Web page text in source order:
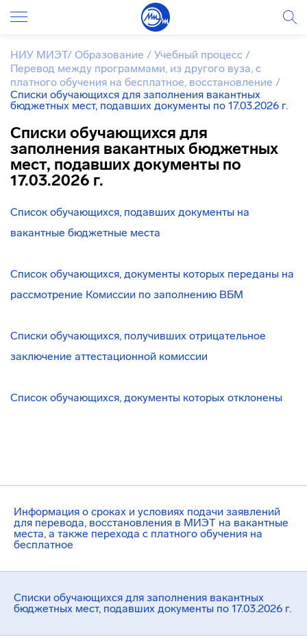
Информация о сроках и условиях подачи заявлений
для перевода, восстановления в МИЭТ на вакантные
места, а также перехода с платного обучения на
бесплатное
Списки обучающихся для заполнения вакантных
бюджетных мест, подавших документы по 17.03.2026 г.
НИУ МИЭТ/ Образование / Учебный процесс /
Перевод между программами, из другого вуза, с
платного обучения на бесплатное, восстановление /
Списки обучающихся для заполнения вакантных
бюджетных мест, подавших документы по 17.03.2026 г.
Списки обучающихся для
заполнения вакантных бюджетных
мест, подавших документы по
17.03.2026 г.
Список обучающихся, подавших документы на
вакантные бюджетные места
Список обучающихся, документы которых переданы на
рассмотрение Комиссии по заполнению ВБМ
Списки обучающихся, получивших отрицательное
заключение аттестационной комиссии
Список обучающихся, документы которых отклонены